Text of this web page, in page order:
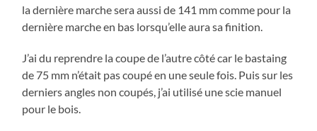
la dernière marche sera aussi de 141 mm comme pour la
dernière marche en bas lorsqu’elle aura sa finition.
J’ai du reprendre la coupe de l’autre côté car le bastaing
de 75 mm n’était pas coupé en une seule fois. Puis sur les
derniers angles non coupés, j’ai utilisé une scie manuel
pour le bois.